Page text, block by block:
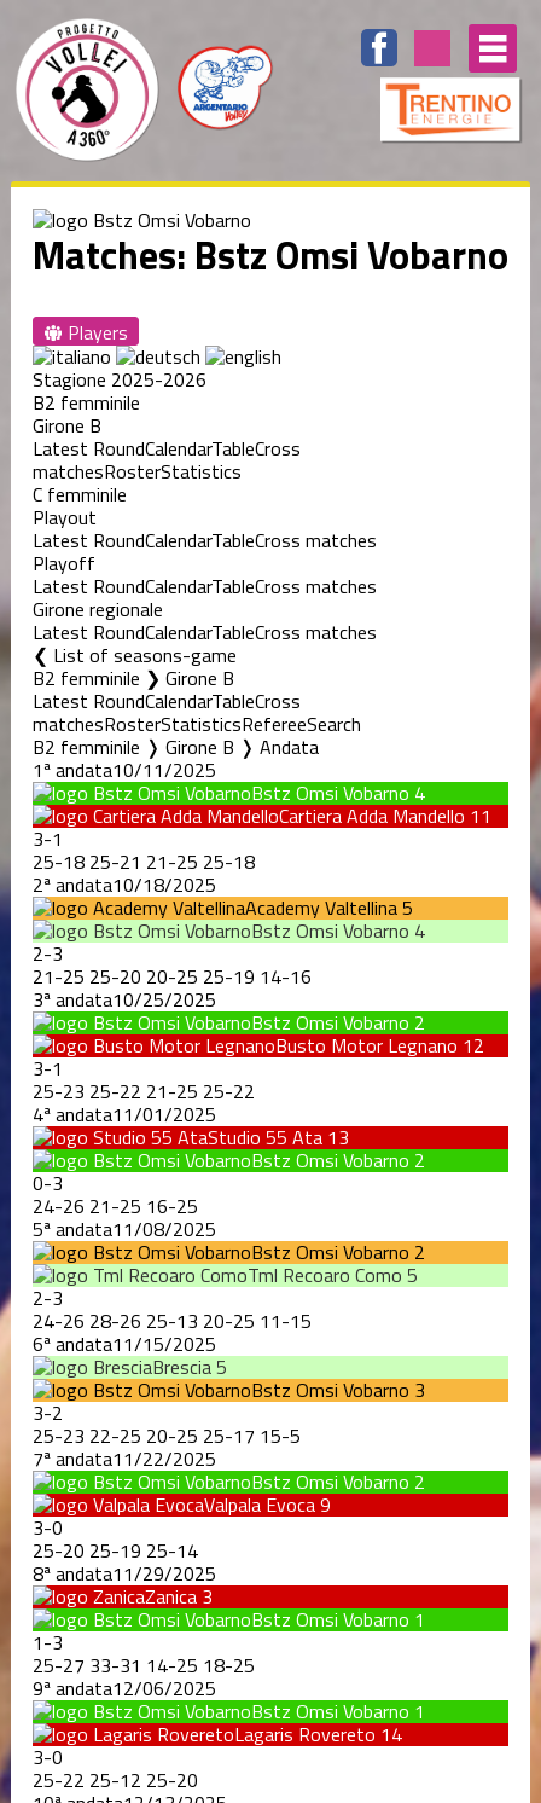
Matches: Bstz Omsi Vobarno
Players
Stagione 2025-2026
B2 femminile
Girone B
Latest RoundCalendarTableCross
matchesRosterStatistics
C femminile
Playout
Latest RoundCalendarTableCross matches
Playoff
Latest RoundCalendarTableCross matches
Girone regionale
Latest RoundCalendarTableCross matches
List of seasons-game
B2 femminile ❯ Girone B
Latest RoundCalendarTableCross
matchesRosterStatisticsRefereeSearch
B2 femminile ❭ Girone B ❭ Andata
1ª andata10/11/2025
Bstz Omsi Vobarno 4
Cartiera Adda Mandello 11
3-1
25-18 25-21 21-25 25-18
2ª andata10/18/2025
Academy Valtellina5
Bstz Omsi Vobarno 4
2-3
21-25 25-20 20-25 25-19 14-16
3ª andata10/25/2025
Bstz Omsi Vobarno 2
Busto Motor Legnano 12
3-1
25-23 25-22 21-25 25-22
4ª andata11/01/2025
Studio 55 Ata 13
Bstz Omsi Vobarno 2
0-3
24-26 21-25 16-25
5ª andata11/08/2025
Bstz Omsi Vobarno 2
Tml Recoaro Como 5
2-3
24-26 28-26 25-13 20-25 11-15
6ª andata11/15/2025
Brescia5
Bstz Omsi Vobarno 3
3-2
25-23 22-25 20-25 25-17 15-5
7ª andata11/22/2025
Bstz Omsi Vobarno 2
Valpala Evoca9
3-0
25-20 25-19 25-14
8ª andata11/29/2025
Zanica 3
Bstz Omsi Vobarno 1
1-3
25-27 33-31 14-25 18-25
9ª andata12/06/2025
Bstz Omsi Vobarno 1
Lagaris Rovereto 14
3-0
25-22 25-12 25-20